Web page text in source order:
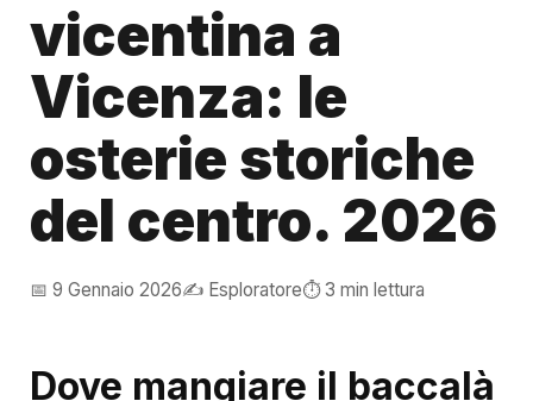
vicentina a
Vicenza: le
osterie storiche
del centro. 2026
📅 9 Gennaio 2026✍️ Esploratore⏱️ 3 min lettura
Dove mangiare il baccalà